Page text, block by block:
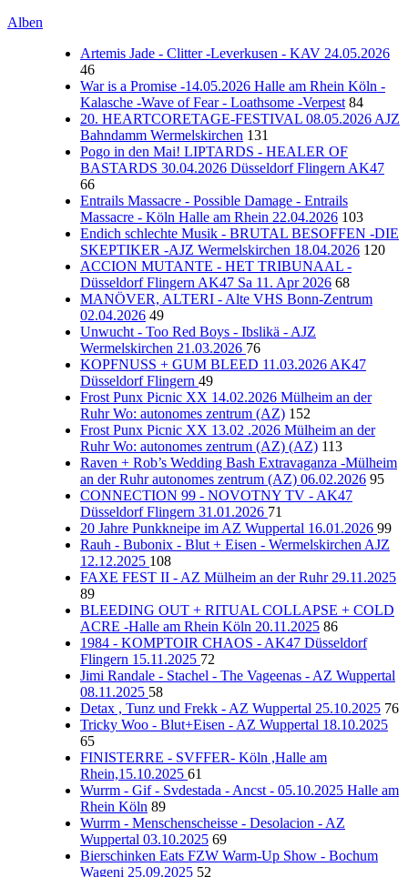
Alben
Artemis Jade - Clitter -Leverkusen - KAV 24.05.2026
46
War is a Promise -14.05.2026 Halle am Rhein Köln -
Kalasche -Wave of Fear - Loathsome -Verpest 84
20. HEARTCORETAGE-FESTIVAL 08.05.2026 AJZ
Bahndamm Wermelskirchen 131
Pogo in den Mai! LIPTARDS - HEALER OF
BASTARDS 30.04.2026 Düsseldorf Flingern AK47
66
Entrails Massacre - Possible Damage - Entrails
Massacre - Köln Halle am Rhein 22.04.2026 103
Endich schlechte Musik - BRUTAL BESOFFEN -DIE
SKEPTIKER -AJZ Wermelskirchen 18.04.2026 120
ACCION MUTANTE - HET TRIBUNAAL -
Düsseldorf Flingern AK47 Sa 11. Apr 2026 68
MANÖVER, ALTERI - Alte VHS Bonn-Zentrum
02.04.2026 49
Unwucht - Too Red Boys - Ibslikä - AJZ
Wermelskirchen 21.03.2026 76
KOPFNUSS + GUM BLEED 11.03.2026 AK47
Düsseldorf Flingern 49
Frost Punx Picnic XX 14.02.2026 Mülheim an der
Ruhr Wo: autonomes zentrum (AZ) 152
Frost Punx Picnic XX 13.02 .2026 Mülheim an der
Ruhr Wo: autonomes zentrum (AZ) (AZ) 113
Raven + Rob’s Wedding Bash Extravaganza -Mülheim
an der Ruhr autonomes zentrum (AZ) 06.02.2026 95
CONNECTION 99 - NOVOTNY TV - AK47
Düsseldorf Flingern 31.01.2026 71
20 Jahre Punkkneipe im AZ Wuppertal 16.01.2026 99
Rauh - Bubonix - Blut + Eisen - Wermelskirchen AJZ
12.12.2025 108
FAXE FEST II - AZ Mülheim an der Ruhr 29.11.2025
89
BLEEDING OUT + RITUAL COLLAPSE + COLD
ACRE -Halle am Rhein Köln 20.11.2025 86
1984 - KOMPTOIR CHAOS - AK47 Düsseldorf
Flingern 15.11.2025 72
Jimi Randale - Stachel - The Vageenas - AZ Wuppertal
08.11.2025 58
Detax , Tunz und Frekk - AZ Wuppertal 25.10.2025 76
Tricky Woo - Blut+Eisen - AZ Wuppertal 18.10.2025
65
FINISTERRE - SVFFER- Köln ,Halle am
Rhein,15.10.2025 61
Wurrm - Gif - Svdestada - Ancst - 05.10.2025 Halle am
Rhein Köln 89
Wurrm - Menschenscheisse - Desolacion - AZ
Wuppertal 03.10.2025 69
Bierschinken Eats FZW Warm-Up Show - Bochum
Wageni 25.09.2025 52